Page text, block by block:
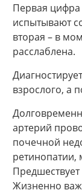
Первая цифра
испытывают
вторая – в
расслаблена.
взрослого, а
артерий
почечной
ретинопатии,
Жизненно